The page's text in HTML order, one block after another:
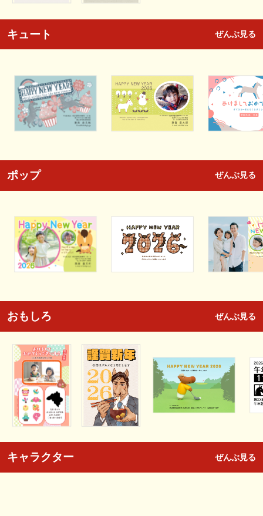
キュート ぜんぶ見る
ポップ ぜんぶ見る
おもしろ ぜんぶ見る
キャラクター ぜんぶ見る